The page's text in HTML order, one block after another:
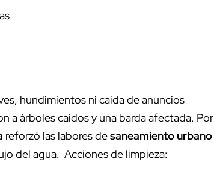
hundimientos ni caída de anuncios
a árboles caídos y una barda afectada. Por
reforzó las labores desaneamiento urbano
del agua. Acciones de limpieza: